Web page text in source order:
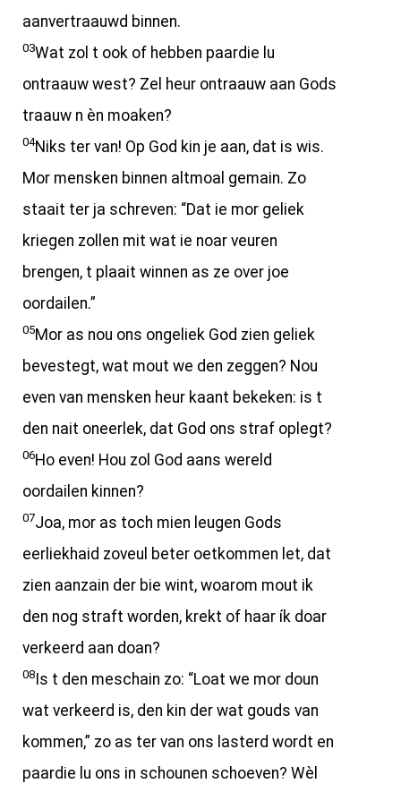
aanvertraauwd binnen.
03Wat zol t ook of hebben paardie lu
ontraauw west? Zel heur ontraauw aan Gods
traauw n èn moaken?
04Niks ter van! Op God kin je aan, dat is wis.
Mor mensken binnen altmoal gemain. Zo
staait ter ja schreven: “Dat ie mor geliek
kriegen zollen mit wat ie noar veuren
brengen, t plaait winnen as ze over joe
oordailen.”
05Mor as nou ons ongeliek God zien geliek
bevestegt, wat mout we den zeggen? Nou
even van mensken heur kaant bekeken: is t
den nait oneerlek, dat God ons straf oplegt?
06Ho even! Hou zol God aans wereld
oordailen kinnen?
07Joa, mor as toch mien leugen Gods
eerliekhaid zoveul beter oetkommen let, dat
zien aanzain der bie wint, woarom mout ik
den nog straft worden, krekt of haar ík doar
verkeerd aan doan?
08 Is t den meschain zo: “Loat we mor doun
wat verkeerd is, den kin der wat gouds van
kommen,” zo as ter van ons lasterd wordt en
paardie lu ons in schounen schoeven? Wèl